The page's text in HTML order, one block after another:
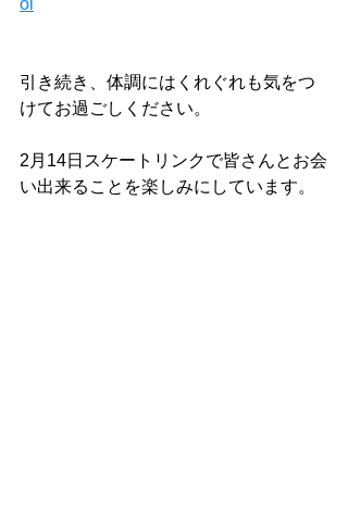
ol
引き続き、体調にはくれぐれも気をつ
けてお過ごしください。
2月14日スケートリンクで皆さんとお会
い出来ることを楽しみにしています。